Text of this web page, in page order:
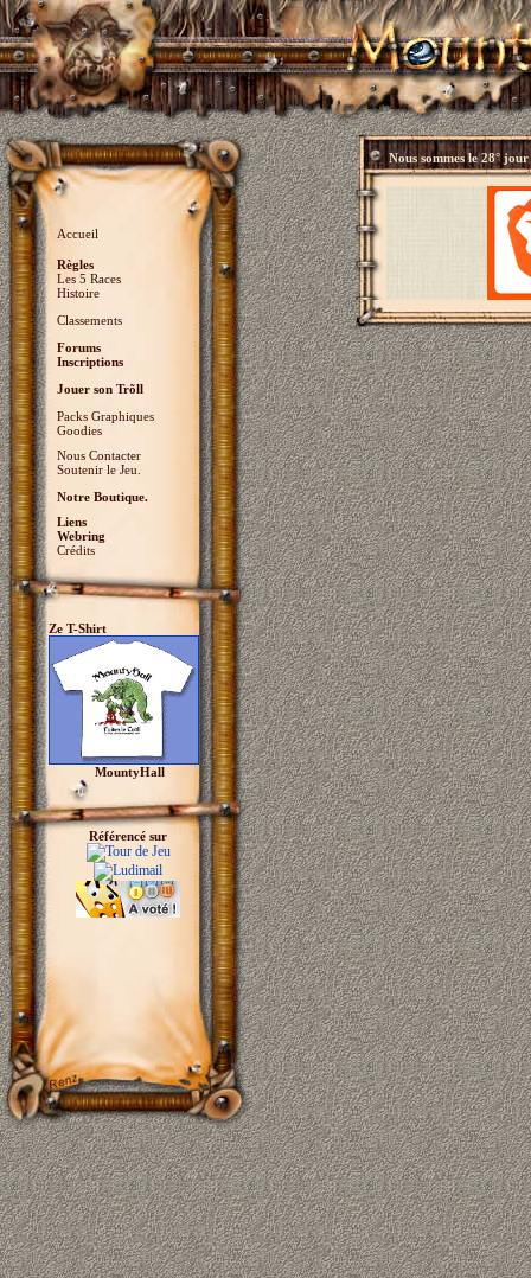
Accueil
Règles
Les 5 Races
Histoire
Classements
Forums
Inscriptions
Jouer son Trõll
Packs Graphiques
Goodies
Nous Contacter
Soutenir le Jeu.
Notre Boutique.
Liens
Webring
Crédits
Ze T-Shirt
MountyHall
Référencé sur
Nous sommes le28° jour